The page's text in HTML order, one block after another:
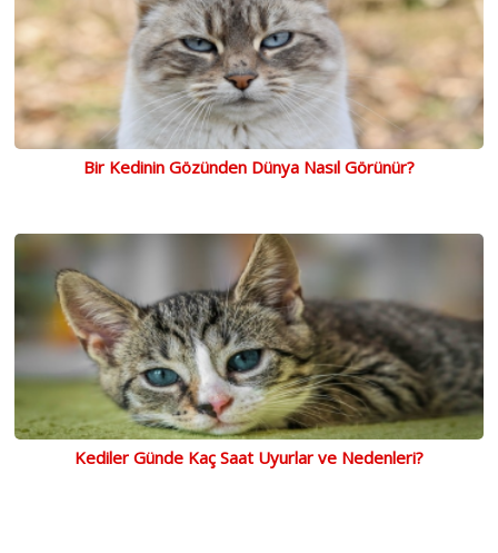
Bir Kedinin Gözünden Dünya Nasıl Görünür?
Kediler Günde Kaç Saat Uyurlar ve Nedenleri?